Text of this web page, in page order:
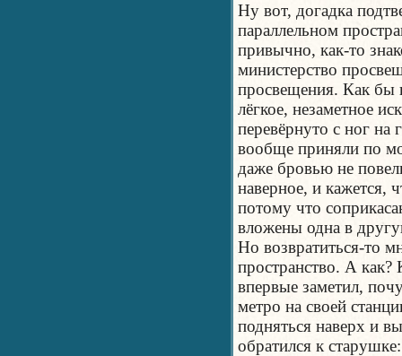
Ну вот, догадка
параллельном
привычно, как-то
министерство
просвещения. Как бы
лёгкое, незаметное
перевёрнуто с ног на
вообще приняли по
даже бровью не
наверное, и кажется,
потому что
вложены одна в
Но возвратиться-то
пространство. А как?
впервые заметил,
метро на своей
подняться наверх и
обратился к старушке: